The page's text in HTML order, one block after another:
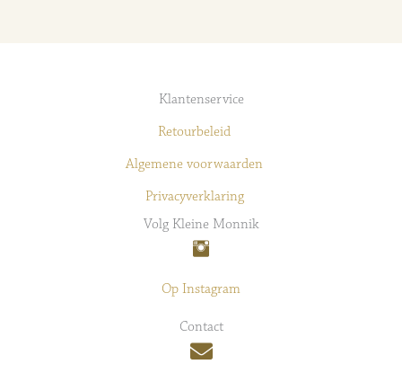
Klantenservice
Retourbeleid
Algemene voorwaarden
Privacyverklaring
Volg Kleine Monnik
Op Instagram
Contact